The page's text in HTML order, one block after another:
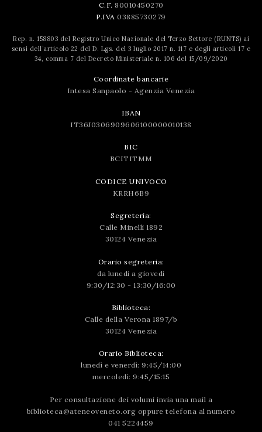
C.F. 80010450270
P.IVA 03885730279
Rep. n. 158803 del Registro Unico Nazionale del Terzo Settore (RUNTS) ai
sensi dell’articolo 22 del D. Lgs. del 3 luglio 2017 n. 117 e degli articoli 17 e
34, comma 7 del Decreto Ministeriale n. 106 del 15/09/2020
Coordinate bancarie
Intesa Sanpaolo - Agenzia Venezia
IBAN
IT36J0306909606100000010138
BIC
BCITITMM
CODICE UNIVOCO
KRRH6B9
Segreteria:
Calle Minelli 1892
30124 Venezia
Orario segreteria:
da lunedì a giovedì
9:30/12:30 - 13:30/16:00
Biblioteca:
Calle della Verona 1897/b
30124 Venezia
Orario Biblioteca:
lunedì e venerdì: 9:45/14:00
mercoledì: 9:45/15:15
Per consultazione dei volumi invia una mail a
biblioteca@ateneoveneto.org oppure telefona al numero
041 5224459